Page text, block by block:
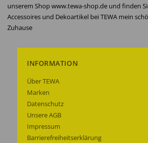
unserem Shop www.tewa-shop.de und finden
Accessoires und Dekoartikel bei TEWA mein
Zuhause
INFORMATION
Über TEWA
Marken
Datenschutz
Unsere AGB
Impressum
Barrierefreiheitserklärung